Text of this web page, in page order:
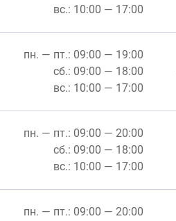
вс.: 10:00 — 17:00
пн. — пт.: 09:00 — 19:00
сб.: 09:00 — 18:00
вс.: 10:00 — 17:00
пн. — пт.: 09:00 — 20:00
сб.: 09:00 — 18:00
вс.: 10:00 — 17:00
пн. — пт.: 09:00 — 20:00